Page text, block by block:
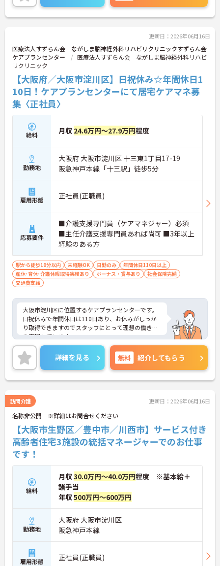
更新日：2026年06月16日
医療法人すずらん会 ながしま脳神経外科リハビリクリニックすずらん会
ケアプランセンター
医療法人すずらん会 ながしま脳神経外科リハビ
リクリニック
【大阪府／大阪市淀川区】日祝休み☆年間休日1
10日！ケアプランセンターにて居宅ケアマネ募
集〈正社員〉
給料 月収 24.6万円～27.9万円程度
勤務地
大阪府 大阪市淀川区 十三東1丁目17-19
阪急神戸本線「十三駅」徒歩5分
雇用形態 正社員(正職員)
応募要件
■介護支援専門員（ケアマネジャー）必須
■主任介護支援専門員あれば尚可 ■3年以上
経験のある方
駅から徒歩10分以内 未経験OK 日勤のみ
年間休日110日以上
産休･育休･介護休暇取得実績あり
ボーナス・賞与あり
社会保険完備
交通費支給
大阪市淀川区に位置するケアプランセンターです。
日祝休みで年間休日は110日あり、お休みがしっか
り取得できますのでスタッフにとって理想の働き方
を実現しています。
最寄り駅から徒歩5分とアクセスしやすい立地でご
ざいます。
ご興味のある方には、面接対策ポイントなど、さら
に詳細をお話しいたしますのでお気軽にご相談くだ
さい！
詳細を見る 無料 紹介してもらう
訪問介護 更新日：2026年06月16日
名称非公開 ※詳細はお問合せください
【大阪市生野区／豊中市／川西市】サービス付き
高齢者住宅3施設の統括マネージャーでのお仕事
です！
給料
月収30.0万円～40.0万円程度 ※基本給＋
諸手当
年収500万円～600万円
勤務地
大阪府 大阪市淀川区
阪急神戸本線
雇用形態 正社員(正職員)